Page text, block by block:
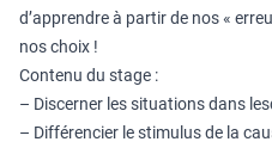
d’apprendre à partir de nos «
nos choix !
Contenu du stage :
– Discerner les situations dans
– Différencier le stimulus de la